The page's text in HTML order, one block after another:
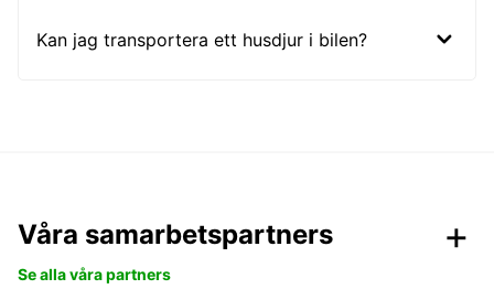
Kan jag transportera ett husdjur i bilen?
Våra samarbetspartners
Se alla våra partners